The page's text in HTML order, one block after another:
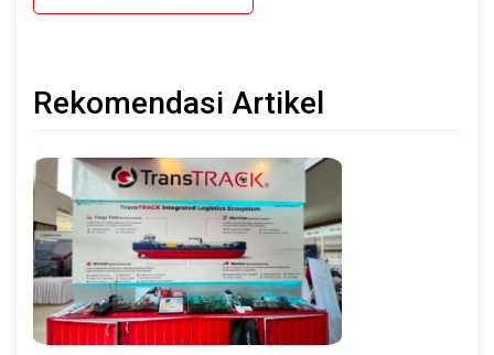
Rekomendasi Artikel